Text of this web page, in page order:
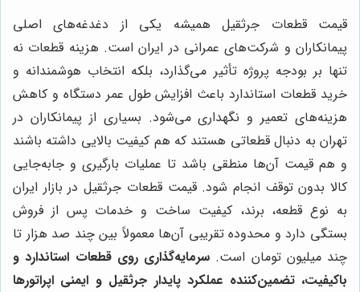
قیمت قطعات جرثقیل همیشه یکی از دغدغه‌های اصلی
پیمانکاران و شرکت‌های عمرانی در ایران است. هزینه قطعات نه
تنها بر بودجه پروژه تأثیر می‌گذارد، بلکه انتخاب هوشمندانه و
خرید قطعات استاندارد باعث افزایش طول عمر دستگاه و کاهش
هزینه‌های تعمیر و نگهداری می‌شود. بسیاری از پیمانکاران در
تهران به دنبال قطعاتی هستند که هم کیفیت بالایی داشته باشند
و هم قیمت آن‌ها منطقی باشد تا عملیات بارگیری و جابه‌جایی
کالا بدون توقف انجام شود. قیمت قطعات جرثقیل در بازار ایران
به نوع قطعه، برند، کیفیت ساخت و خدمات پس از فروش
بستگی دارد و محدوده تقریبی آن‌ها معمولاً بین چند صد هزار تا
چند میلیون تومان است. سرمایه‌گذاری روی قطعات استاندارد و
باکیفیت، تضمین‌کننده عملکرد پایدار جرثقیل و ایمنی اپراتورها